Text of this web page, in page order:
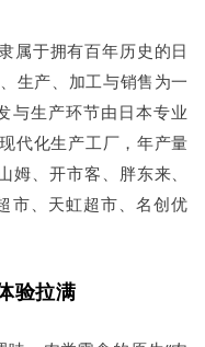
属于拥有百年历史的日
生产、加工与销售为一
与生产环节由日本专业
代化生产工厂，年产量
、开市客、胖东来、
市、天虹超市、名创优
验拉满